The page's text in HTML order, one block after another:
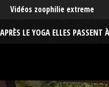
Vidéos zoophilie extreme
APRÈS LE YOGA ELLES